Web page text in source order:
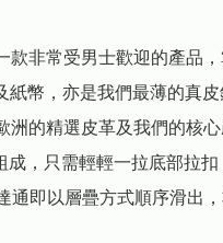
款非常受男士歡迎的產品
紙幣，亦是我們最薄的真皮
洲的精選皮革及我們的核心
，只需輕輕一拉底部拉扣
通即以層疊方式順序滑出，